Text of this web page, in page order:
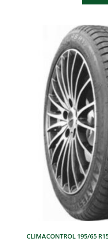
CLIMACONTROL 195/65